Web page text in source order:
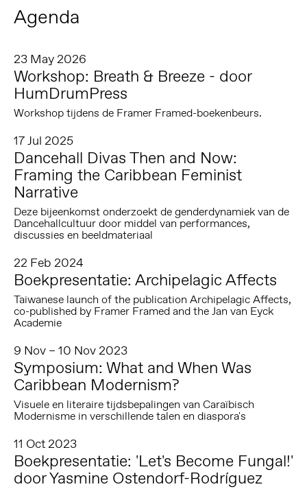
Agenda
23 May 2026
Workshop: Breath & Breeze - door
HumDrumPress
Workshop tijdens de Framer Framed-boekenbeurs.
17 Jul 2025
Dancehall Divas Then and Now:
Framing the Caribbean Feminist
Narrative
Deze bijeenkomst onderzoekt de genderdynamiek van de
Dancehallcultuur door middel van performances,
discussies en beeldmateriaal
22 Feb 2024
Boekpresentatie: Archipelagic Affects
Taiwanese launch of the publication Archipelagic Affects,
co-published by Framer Framed and the Jan van Eyck
Academie
9 Nov – 10 Nov 2023
Symposium: What and When Was
Caribbean Modernism?
Visuele en literaire tijdsbepalingen van Caraïbisch
Modernisme in verschillende talen en diaspora's
11 Oct 2023
Boekpresentatie: 'Let's Become Fungal!'
door Yasmine Ostendorf-Rodríguez